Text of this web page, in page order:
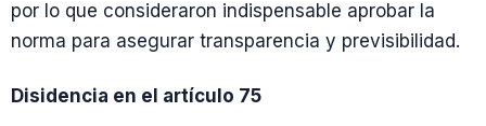
por lo que consideraron indispensable aprobar la
norma para asegurar transparencia y previsibilidad.
Disidencia en el artículo 75